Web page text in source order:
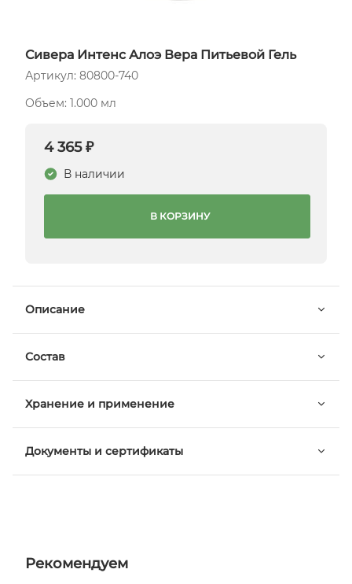
Сивера Интенс Алоэ Вера Питьевой Гель
Артикул: 80800-740
Объем: 1.000 мл
4 365 ₽
В наличии
В КОРЗИНУ
Описание
Состав
Хранение и применение
Документы и сертификаты
Рекомендуем